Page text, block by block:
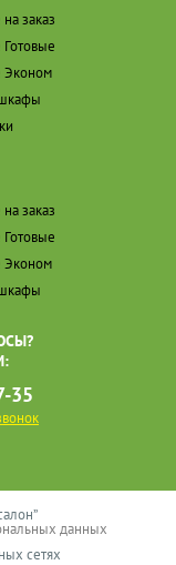
заказ
заказ
35
данных
сетях